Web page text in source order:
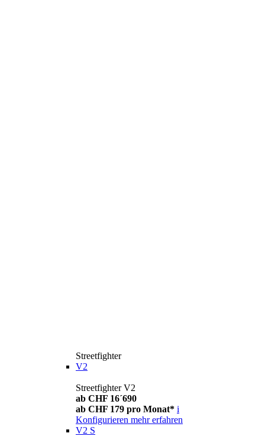
Streetfighter
V2
Streetfighter V2
ab CHF 16´690
ab CHF 179 pro Monat* i
Konfigurieren mehr erfahren
V2 S